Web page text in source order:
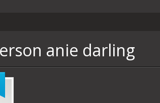
anie darling